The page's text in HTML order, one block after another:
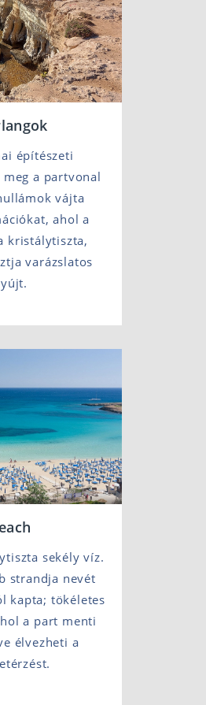
építészeti
a partvonal
vájta
ahol a
kristálytiszta,
varázslatos
sekély víz.
strandja nevét
kapta; tökéletes
a part menti
élvezheti a